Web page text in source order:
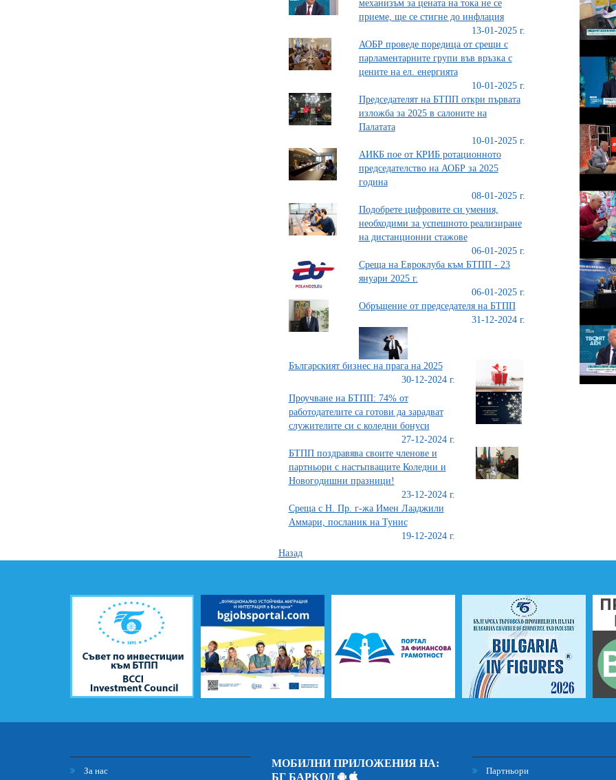
механизъм за цената на тока не се
приеме, ще се стигне до инфлация
13-01-2025 г.
АОБР проведе поредица от срещи с
парламентарните групи във връзка с
цените на ел. енергията
10-01-2025 г.
Председателят на БТПП откри първата
изложба за 2025 в салоните на
Палатата
10-01-2025 г.
АИКБ пое от КРИБ ротационното
председателство на АОБР за 2025
година
08-01-2025 г.
Подобрете цифровите си умения,
необходими за успешното реализиране
на дистанционни стажове
06-01-2025 г.
Среща на Евроклуба към БТПП - 23
януари 2025 г.
06-01-2025 г.
Обръщение от председателя на БТПП
31-12-2024 г.
Българският бизнес на прага на 2025
30-12-2024 г.
Проучване на БТПП: 74% от
работодателите са готови да зарадват
служителите си с коледни бонуси
27-12-2024 г.
БТПП поздравява своите членове и
партньори с настъпващите Коледни и
Новогодишни празници!
23-12-2024 г.
Среща с Н. Пр. г-жа Имен Лааджили
Аммари, посланик на Тунис
19-12-2024 г.
Назад
За нас
МОБИЛНИ ПРИЛОЖЕНИЯ НА:
БГ БАРКОД
Партньори